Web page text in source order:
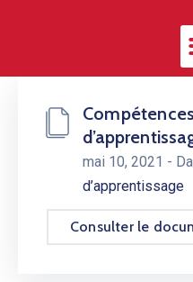
mai 10, 2021 -
d’apprentissage
Consulter le